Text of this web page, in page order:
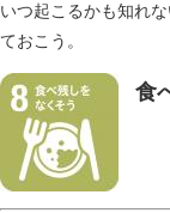
いつ起こるかも知れ
ておこう。
食